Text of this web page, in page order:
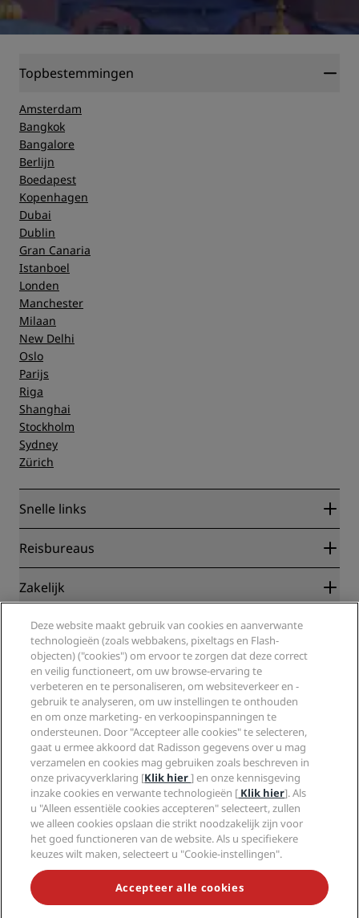
Topbestemmingen
Amsterdam
Bangkok
Bangalore
Berlijn
Boedapest
Kopenhagen
Dubai
Dublin
Gran Canaria
Istanboel
Londen
Manchester
Milaan
New Delhi
Oslo
Parijs
Riga
Shanghai
Stockholm
Sydney
Zürich
Snelle links
Radisson Rewards
Blog
Bestemmingen
Radisson Hotels-app
Sports Approved-hotels
Gezinsvriendelijk hotels
Gezondheid en veiligheid
Reisbureaus
Partners
Reisagenten
Zakelijk
Radisson Hotel Group
Media
Vacatures RHG
Vacatures PPHE
Vacatures EHL
The Club by RHG
Hotelontwikkeling
Duurzaam ondernemen
Inkoop
Juridisch
Privacycentrum
Juridische kennisgeving
Algemene voorwaarden voor Radisson Rewards
Gebruikersovereenkomst site
Digitale toegankelijkheid
Verklaring inzake moderne slavernij
Help
Waarschuwingen voor consumenten
Contactgegevens
Veelgestelde vragen
Sitemap
Social media
Radisson Hotels Brands
MIS NOOIT MEER ONZE POPULAIRSTE AANBIEDINGEN
Deze website maakt gebruik van cookies en aanverwante
technologieën (zoals webbakens, pixeltags en Flash-
objecten) ("cookies") om ervoor te zorgen dat deze correct
en veilig functioneert, om uw browse-ervaring te
verbeteren en te personaliseren, om websiteverkeer en -
gebruik te analyseren, om uw instellingen te onthouden
en om onze marketing- en verkoopinspanningen te
ondersteunen. Door "Accepteer alle cookies" te selecteren,
gaat u ermee akkoord dat Radisson gegevens over u mag
verzamelen en cookies mag gebruiken zoals beschreven in
onze privacyverklaring [Klik hier] en onze kennisgeving
inzake cookies en verwante technologieën [ Klik hier]. Als
u "Alleen essentiële cookies accepteren" selecteert, zullen
we alleen cookies opslaan die strikt noodzakelijk zijn voor
het goed functioneren van de website. Als u specifiekere
keuzes wilt maken, selecteert u "Cookie-instellingen".
Accepteer alle cookies